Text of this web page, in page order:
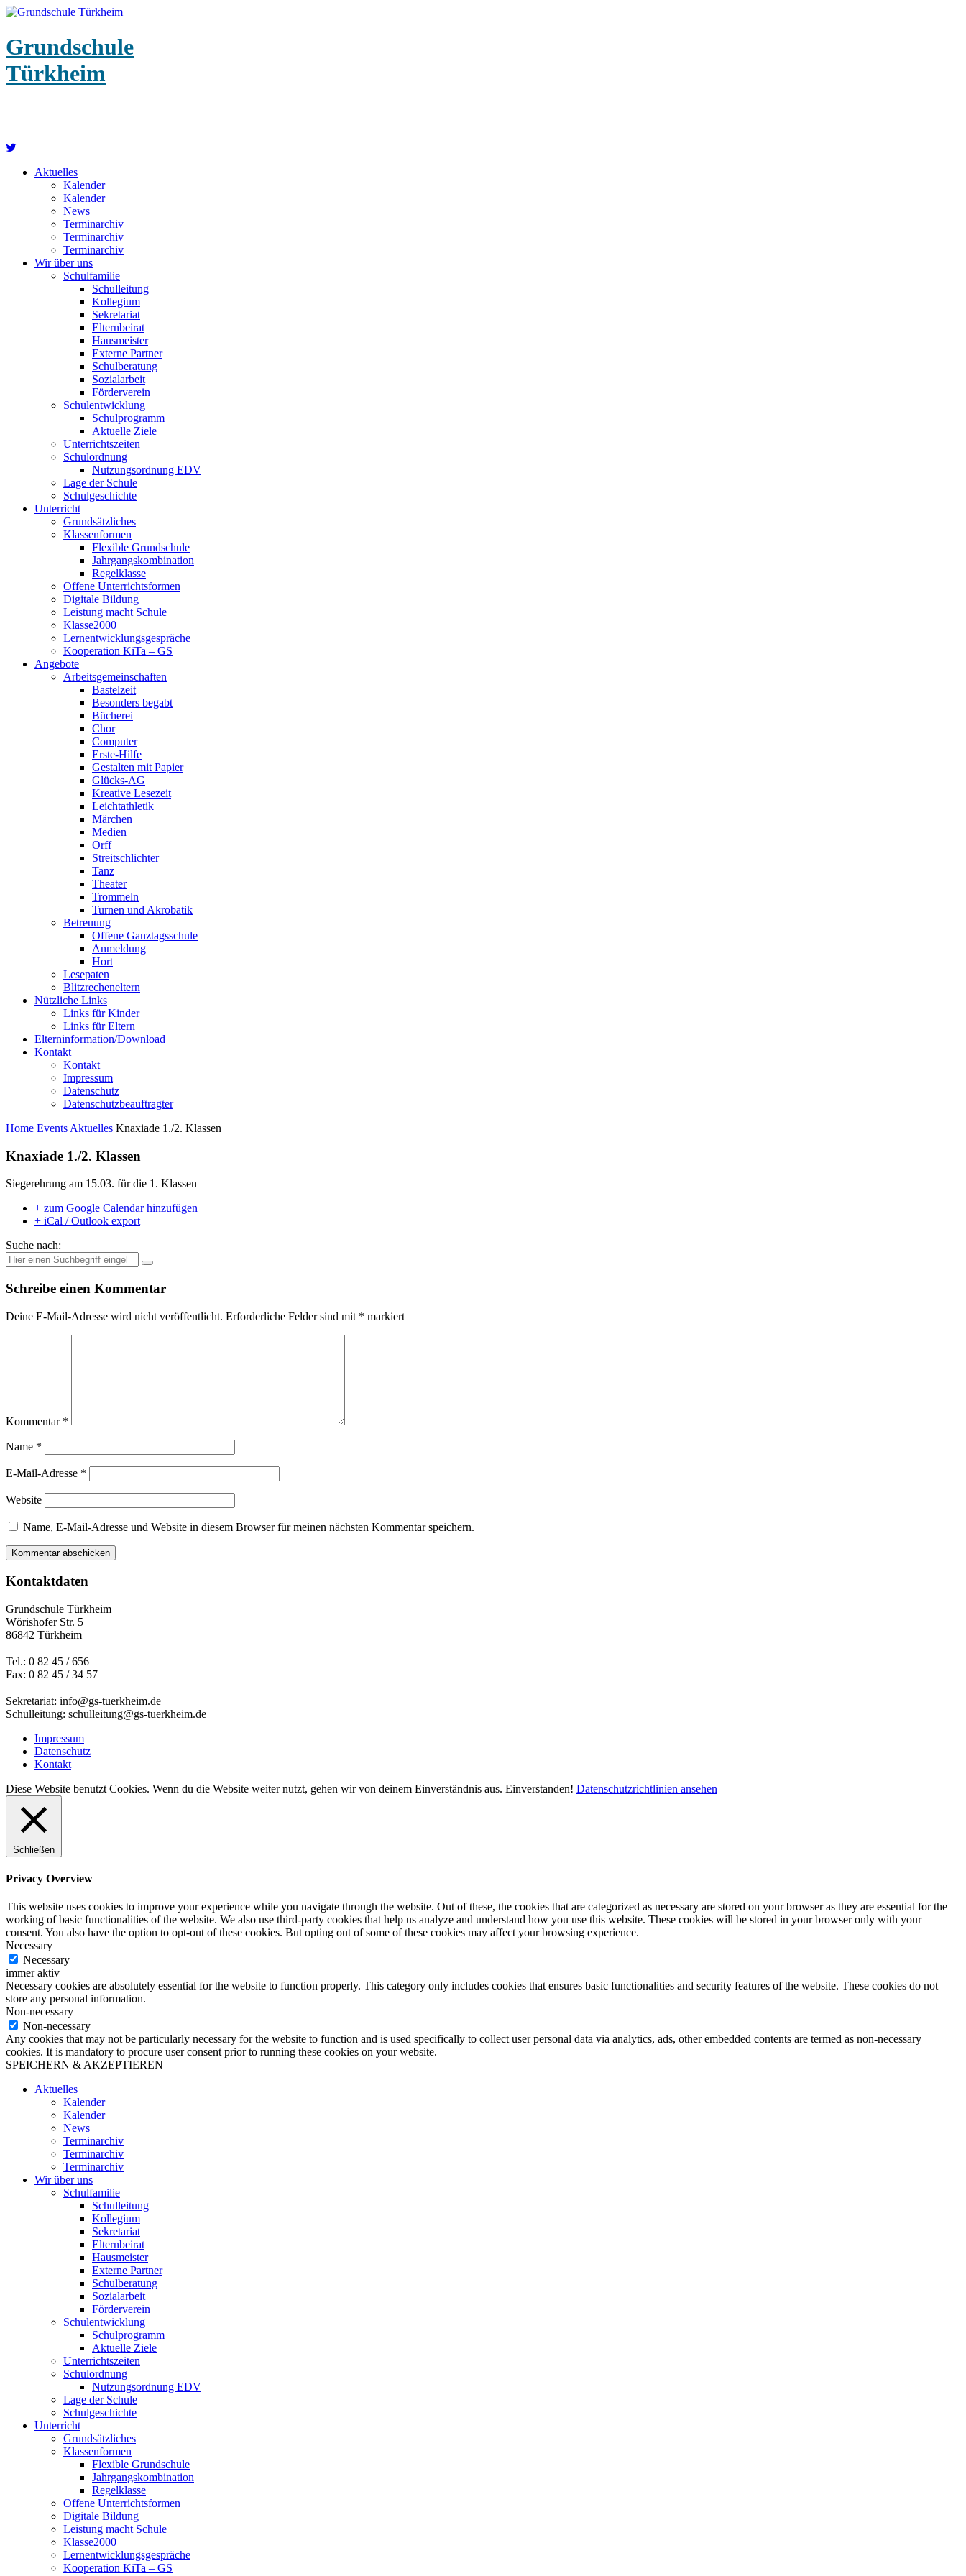
Grundschule
Türkheim
Aktuelles
Kalender
Kalender
News
Terminarchiv
Terminarchiv
Terminarchiv
Wir über uns
Schulfamilie
Schulleitung
Kollegium
Sekretariat
Elternbeirat
Hausmeister
Externe Partner
Schulberatung
Sozialarbeit
Förderverein
Schulentwicklung
Schulprogramm
Aktuelle Ziele
Unterrichtszeiten
Schulordnung
Nutzungsordnung EDV
Lage der Schule
Schulgeschichte
Unterricht
Grundsätzliches
Klassenformen
Flexible Grundschule
Jahrgangskombination
Regelklasse
Offene Unterrichtsformen
Digitale Bildung
Leistung macht Schule
Klasse2000
Lernentwicklungsgespräche
Kooperation KiTa – GS
Angebote
Arbeitsgemeinschaften
Bastelzeit
Besonders begabt
Bücherei
Chor
Computer
Erste-Hilfe
Gestalten mit Papier
Glücks-AG
Kreative Lesezeit
Leichtathletik
Märchen
Medien
Orff
Streitschlichter
Tanz
Theater
Trommeln
Turnen und Akrobatik
Betreuung
Offene Ganztagsschule
Anmeldung
Hort
Lesepaten
Blitzrecheneltern
Nützliche Links
Links für Kinder
Links für Eltern
Elterninformation/Download
Kontakt
Kontakt
Impressum
Datenschutz
Datenschutzbeauftragter
Home Events Aktuelles Knaxiade 1./2. Klassen
Knaxiade 1./2. Klassen
Siegerehrung am 15.03. für die 1. Klassen
+ zum Google Calendar hinzufügen
+ iCal / Outlook export
Suche nach:
Schreibe einen Kommentar
Deine E-Mail-Adresse wird nicht veröffentlicht. Erforderliche Felder sind mit * markiert
Kommentar *
Name *
E-Mail-Adresse *
Website
Name, E-Mail-Adresse und Website in diesem Browser für meinen nächsten Kommentar speichern.
Kontaktdaten
Grundschule Türkheim
Wörishofer Str. 5
86842 Türkheim
Tel.: 0 82 45 / 656
Fax: 0 82 45 / 34 57
Sekretariat: info@gs-tuerkheim.de
Schulleitung: schulleitung@gs-tuerkheim.de
Impressum
Datenschutz
Kontakt
Diese Website benutzt Cookies. Wenn du die Website weiter nutzt, gehen wir von deinem Einverständnis aus. Einverstanden! Datenschutzrichtlinien ansehen
Schließen
Privacy Overview
This website uses cookies to improve your experience while you navigate through the website. Out of these, the cookies that are categorized as necessary are stored on your browser as they are essential for the
working of basic functionalities of the website. We also use third-party cookies that help us analyze and understand how you use this website. These cookies will be stored in your browser only with your
consent. You also have the option to opt-out of these cookies. But opting out of some of these cookies may affect your browsing experience.
Necessary
Necessary
immer aktiv
Necessary cookies are absolutely essential for the website to function properly. This category only includes cookies that ensures basic functionalities and security features of the website. These cookies do not
store any personal information.
Non-necessary
Non-necessary
Any cookies that may not be particularly necessary for the website to function and is used specifically to collect user personal data via analytics, ads, other embedded contents are termed as non-necessary
cookies. It is mandatory to procure user consent prior to running these cookies on your website.
SPEICHERN & AKZEPTIEREN
Aktuelles
Kalender
Kalender
News
Terminarchiv
Terminarchiv
Terminarchiv
Wir über uns
Schulfamilie
Schulleitung
Kollegium
Sekretariat
Elternbeirat
Hausmeister
Externe Partner
Schulberatung
Sozialarbeit
Förderverein
Schulentwicklung
Schulprogramm
Aktuelle Ziele
Unterrichtszeiten
Schulordnung
Nutzungsordnung EDV
Lage der Schule
Schulgeschichte
Unterricht
Grundsätzliches
Klassenformen
Flexible Grundschule
Jahrgangskombination
Regelklasse
Offene Unterrichtsformen
Digitale Bildung
Leistung macht Schule
Klasse2000
Lernentwicklungsgespräche
Kooperation KiTa – GS